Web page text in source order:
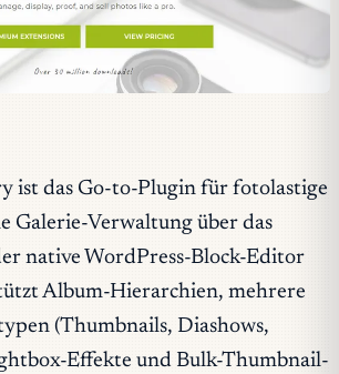
ist das Go-to-Plugin für fotolastige
Galerie-Verwaltung über das
native WordPress-Block-Editor
Album-Hierarchien, mehrere
(Thumbnails, Diashows,
Effekte und Bulk-Thumbnail-